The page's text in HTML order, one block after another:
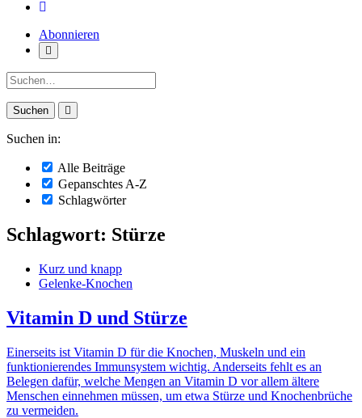
Abonnieren
Suche:
Suchen in:
Alle Beiträge
Gepanschtes A-Z
Schlagwörter
Schlagwort: Stürze
Kurz und knapp
Gelenke-Knochen
Vitamin D und Stürze
Einerseits ist Vitamin D für die Knochen, Muskeln und ein
funktionierendes Immunsystem wichtig. Anderseits fehlt es an
Belegen dafür, welche Mengen an Vitamin D vor allem ältere
Menschen einnehmen müssen, um etwa Stürze und Knochenbrüche
zu vermeiden.